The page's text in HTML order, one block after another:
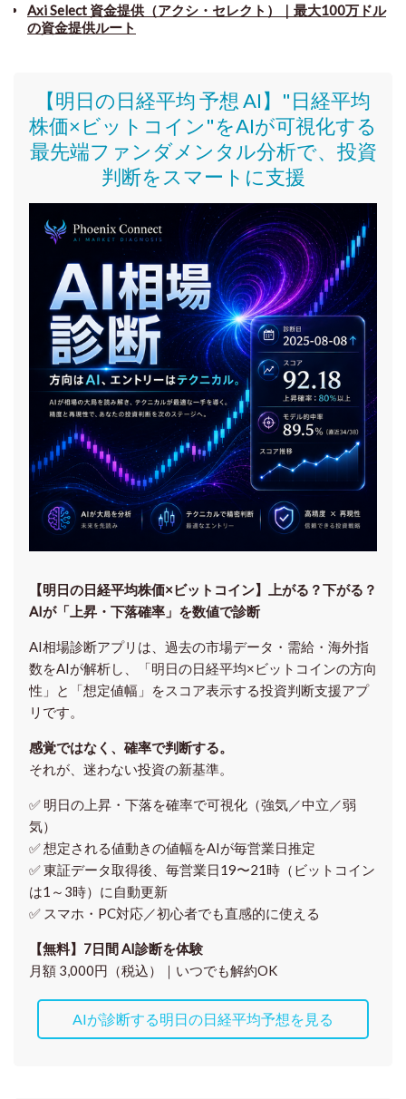
Axi Select 資金提供（アクシ・セレクト）｜最大100万ドル
の資金提供ルート
【明日の日経平均 予想 AI】"日経平均
株価×ビットコイン"をAIが可視化する
最先端ファンダメンタル分析で、投資
判断をスマートに支援
【明日の⽇経平均株価×ビットコイン】上がる？下がる？
AIが「上昇・下落確率」を数値で診断
AI相場診断アプリは、過去の市場データ・需給・海外指
数をAIが解析し、「明日の日経平均×ビットコインの方向
性」と「想定値幅」をスコア表示する投資判断支援アプ
リです。
感覚ではなく、確率で判断する。
それが、迷わない投資の新基準。
✅ 明日の上昇・下落を確率で可視化（強気／中立／弱
気）
✅ 想定される値動きの値幅をAIが毎営業日推定
✅ 東証データ取得後、 毎営業日19〜21時（ビットコイン
は1～3時）に自動更新
✅ スマホ・PC対応／初心者でも直感的に使える
【無料】7日間 AI診断を体験
月額 3,000円（税込）｜いつでも解約OK
AIが診断する明日の日経平均予想を見る